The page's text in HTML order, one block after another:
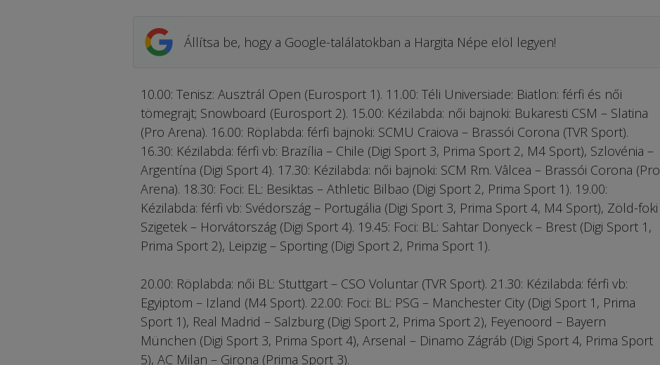
Állítsa be, hogy a Google-találatokban a Hargita Népe elöl legyen!
10.00: Tenisz: Ausztrál Open (Eurosport 1). 11.00: Téli Universiade: Biatlon: férfi és női
tömegrajt; Snowboard (Eurosport 2). 15.00: Kézilabda: női bajnoki: Bukaresti CSM – Slatina
(Pro Arena). 16.00: Röplabda: férfi bajnoki: SCMU Craiova – Brassói Corona (TVR Sport).
16.30: Kézilabda: férfi vb: Brazília – Chile (Digi Sport 3, Prima Sport 2, M4 Sport), Szlovénia –
Argentína (Digi Sport 4). 17.30: Kézilabda: női bajnoki: SCM Rm. Vâlcea – Brassói Corona (Pro
Arena). 18.30: Foci: EL: Besiktas – Athletic Bilbao (Digi Sport 2, Prima Sport 1). 19.00:
Kézilabda: férfi vb: Svédország – Portugália (Digi Sport 3, Prima Sport 4, M4 Sport), Zöld-foki
Szigetek – Horvátország (Digi Sport 4). 19.45: Foci: BL: Sahtar Donyeck – Brest (Digi Sport 1,
Prima Sport 2), Leipzig – Sporting (Digi Sport 2, Prima Sport 1).
20.00: Röplabda: női BL: Stuttgart – CSO Voluntar (TVR Sport). 21.30: Kézilabda: férfi vb:
Egyiptom – Izland (M4 Sport). 22.00: Foci: BL: PSG – Manchester City (Digi Sport 1, Prima
Sport 1), Real Madrid – Salzburg (Digi Sport 2, Prima Sport 2), Feyenoord – Bayern
München (Digi Sport 3, Prima Sport 4), Arsenal – Dinamo Zágráb (Digi Sport 4, Prima Sport
5), AC Milan – Girona (Prima Sport 3).